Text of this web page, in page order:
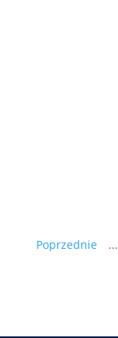
Poprzednie
...